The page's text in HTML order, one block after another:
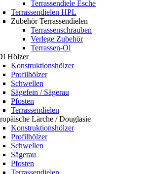
Terrassendiele Esche
Terrassendielen HPL
Zubehör Terrassendielen
Terrassenschrauben
Verlege Zubehör
Terrassen-Öl
Hölzer
Konstruktionshölzer
Profilhölzer
Schwellen
Sägefein / Sägerau
Pfosten
Terrassendielen
Lärche / Douglasie
Konstruktionshölzer
Profilhölzer
Schwellen
Sägerau
Pfosten
Terrassendielen